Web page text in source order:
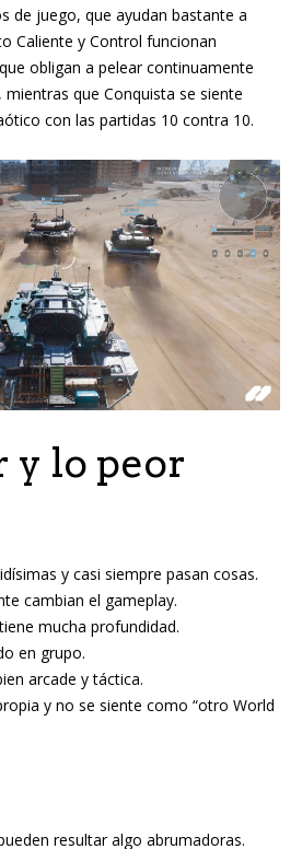
de juego, que ayudan bastante a
Caliente y Control funcionan
obligan a pelear continuamente
que Conquista se siente
con las partidas 10 contra 10.
y lo peor
y casi siempre pasan cosas.
cambian el gameplay.
mucha profundidad.
en grupo.
arcade y táctica.
y no se siente como “otro World
resultar algo abrumadoras.